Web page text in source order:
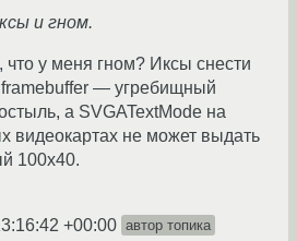
и гном.
что у меня гном? Иксы снести
framebuffer — угребищный
а SVGATextMode на
видеокартах не может выдать
100x40.
+00:00 автор топика